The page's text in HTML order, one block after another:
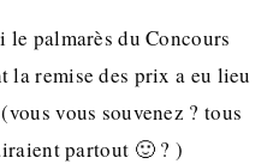
le palmarès du Concours
la remise des prix a eu lieu
vous souvenez ? tous
partout 🙂 ? )